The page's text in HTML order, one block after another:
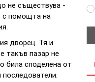
не съществува -
с помощта на
дворец. Тя и
такъв пазар не
била споделена от